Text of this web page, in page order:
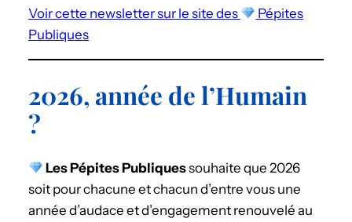
Voir cette newsletter sur le site des
Pépites
Publiques
2026, année de l’Humain
?
Les Pépites Publiquessouhaite que 2026
soit pour chacune et chacun d’entre vous une
année d’audace et d’engagement renouvelé au